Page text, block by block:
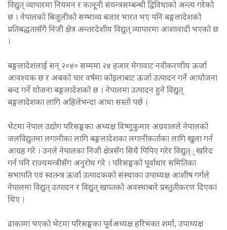
विद्युत् व्यापारमा नियमन र कानूनी संयन्त्रसम्बन्धी द्विविधाको अन्त्य गरेको
छ । नेपालको बिजुलीको सम्भाव्य बजार भारत भए पनि बङ्गलादेशको
प्रतिबद्धतासँगै निजी क्षेत्र अन्तरदेशीय विद्युत् व्यापारमा आशावादी भएको छ
।
बङ्गलादेशलाई सन् २०४० सम्ममा २४ हजार मेगावाट नवीकरणीय ऊर्जा
आवश्यक छ र अबको चार वर्षमा कोइलाबाट ऊर्जा उत्पादन गर्ने आयोजना
बन्द गर्ने योजना बङ्गलादेशको छ । नेपालमा उत्पादन हुने विद्युत्
बङ्गलादेशका लागि अहिलेभन्दा आधा सस्तो पर्छ ।
भेटमा नेपाल उद्योग परिसङ्घका अध्यक्ष विष्णुकुमार अग्रवालले नेपालको
जलविद्युतमा लगानीका लागि बङ्गलादेशका लगानीकर्ताका लागि खुला गर्न
आग्रह गरे । उनले नेपालका निजी क्षेत्रसँग सिधै पिपिए गरेर विद्युत्् खरिद
गर्न पनि राज्यमन्त्रीसँग अनुरोध गरे । परिसङ्घको पूर्वाधार समितिका
सभापति एवं स्वतन्त्र ऊर्जा उत्पादकको संस्थाका उपाध्यक्ष आशीष गर्गले
नेपालमा विद्युत् उत्पादन र विद्युत् खपतको अवस्थाबारे प्रस्तुतीकरण दिएका
थिए ।
ढाकामा भएको भेटमा परिसङ्घका पूर्वअध्यक्ष हरिभक्त शर्मा, उपाध्यक्ष